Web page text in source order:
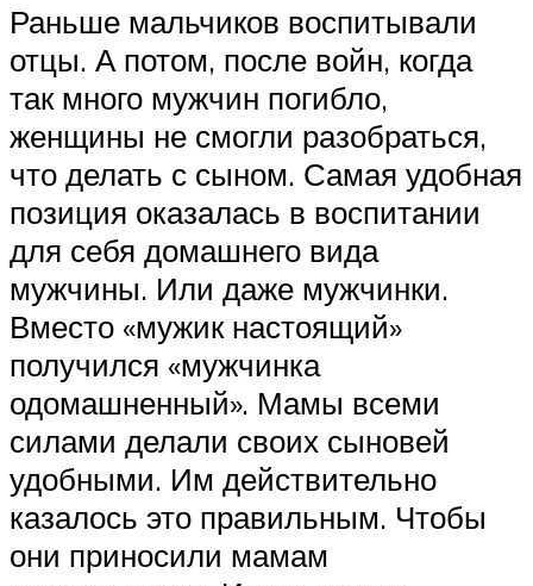
Раньше мальчиков воспитывали
отцы. А потом, после войн, когда
так много мужчин погибло,
женщины не смогли разобраться,
что делать с сыном. Самая удобная
позиция оказалась в воспитании
для себя домашнего вида
мужчины. Или даже мужчинки.
Вместо «мужик настоящий»
получился «мужчинка
одомашненный». Мамы всеми
силами делали своих сыновей
удобными. Им действительно
казалось это правильным. Чтобы
они приносили мамам